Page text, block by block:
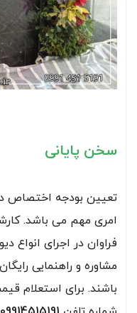
سخن پایانی
تعیین بودجه اختصاص
امری مهم می باشد.
فراوان در اجرای انواع
مشاوره و راهنمایی
باشند. برای استعلام